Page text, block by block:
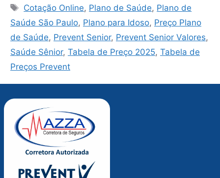
Tags
Cotação Online, Plano de Saúde, Plano de
Saúde São Paulo, Plano para Idoso, Preço Plano
de Saúde, Prevent Senior, Prevent Senior Valores,
Saúde Sênior, Tabela de Preço 2025, Tabela de
Preços Prevent